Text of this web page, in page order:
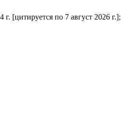
[цитируется по 7 август 2026 г.];